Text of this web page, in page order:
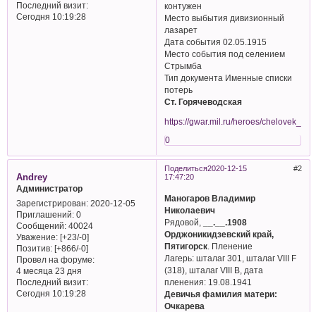
Последний визит:
Сегодня 10:19:28
контужен
Место выбытия дивизионный
лазарет
Дата события 02.05.1915
Место события под селением
Стрымба
Тип документа Именные списки
потерь
Ст. Горячеводская
https://gwar.mil.ru/heroes/
0
Поделиться 2
2020-12-15
17:47:20
Andrey
Администратор
Зарегистрирован: 2020-12-05
Приглашений:0
Сообщений:40024
Уважение: [+23/-0]
Позитив: [+866/-0]
Провел на форуме:
4 месяца 23 дня
Последний визит:
Сегодня 10:19:28
Маногаров Владимир
Николаевич
Рядовой,
__.__.1908
Орджоникидзевский край,
Пятигорск . Пленение
Лагерь: шталаг 301, шталаг VIII F
(318), шталаг VIII B, дата
пленения: 19.08.1941
Девичья фамилия матери:
Очкарева